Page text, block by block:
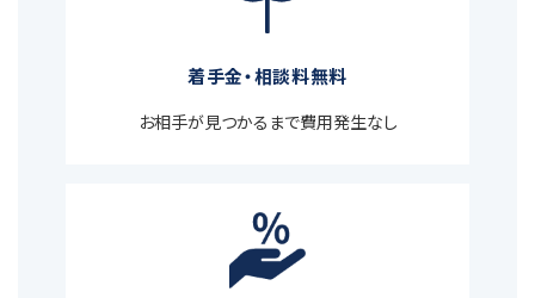
着手金・相談料無料
お相手が見つかるまで費用発生なし